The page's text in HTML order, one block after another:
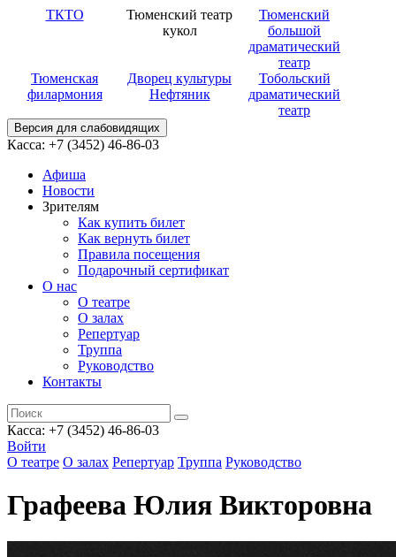
ТКТО
Тюменский театр
кукол
Тюменский
большой
драматический
театр
Тюменская
филармония
Дворец культуры
Нефтяник
Тобольский
драматический
театр
Версия для слабовидящих
Касса: +7 (3452) 46-86-03
Афиша
Новости
Зрителям
Как купить билет
Как вернуть билет
Правила посещения
Подарочный сертификат
О нас
О театре
О залах
Репертуар
Труппа
Руководство
Контакты
Касса: +7 (3452) 46-86-03
Войти
О театре О залах Репертуар Труппа Руководство
Графеева Юлия Викторовна